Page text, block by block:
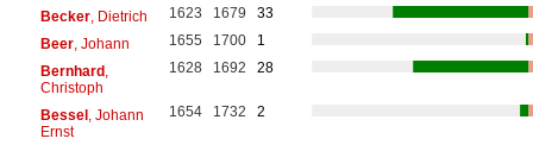
Becker, Dietrich 1623 1679
33
Beer, Johann 1655 1700
1
Bernhard,
Christoph
1628 1692 28
Bessel, Johann
Ernst
1654 1732 2